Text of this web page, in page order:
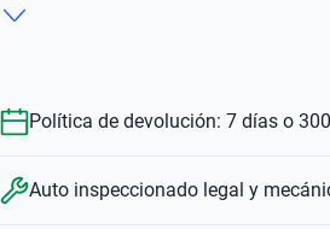
Política de devolución: 7 días o
Auto inspeccionado legal y